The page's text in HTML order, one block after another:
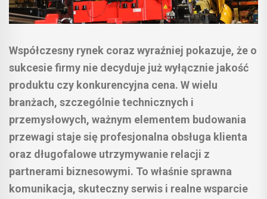
Współczesny rynek coraz wyraźniej pokazuje, że o
sukcesie firmy nie decyduje już wyłącznie jakość
produktu czy konkurencyjna cena. W wielu
branżach, szczególnie technicznych i
przemysłowych, ważnym elementem budowania
przewagi staje się profesjonalna obsługa klienta
oraz długofalowe utrzymywanie relacji z
partnerami biznesowymi. To właśnie sprawna
komunikacja, skuteczny serwis i realne wsparcie